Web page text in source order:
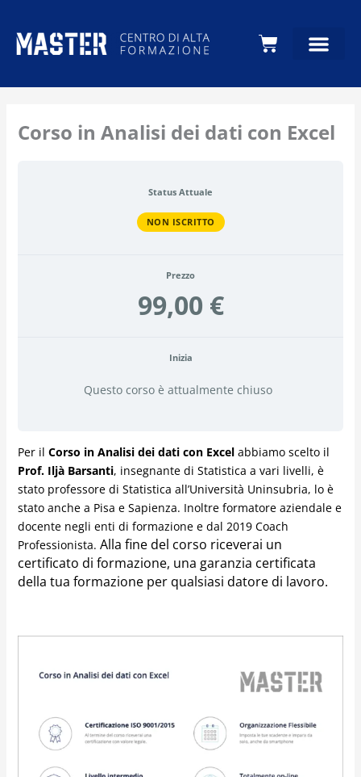
Carrello
Corso in Analisi dei dati con Excel
Status Attuale
NON ISCRITTO
Prezzo
99,00 €
Inizia
Questo corso è attualmente chiuso
Per il Corso in Analisi dei dati con Excel abbiamo scelto il
Prof. Iljà Barsanti, insegnante di Statistica a vari livelli, è
stato professore di Statistica all’Università Uninsubria, lo è
stato anche a Pisa e Sapienza. Inoltre formatore aziendale e
docente negli enti di formazione e dal 2019 Coach
Professionista. Alla fine del corso riceverai un
certificato di formazione, una garanzia certificata
della tua formazione per qualsiasi datore di lavoro.